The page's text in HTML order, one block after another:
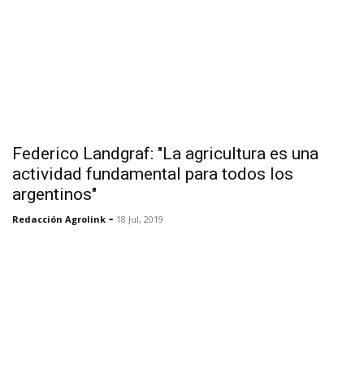
Federico Landgraf: "La agricultura es una
actividad fundamental para todos los
argentinos"
Redacción Agrolink - 18 Jul, 2019